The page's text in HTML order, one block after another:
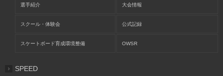
選手紹介 大会情報
スクール・体験会 公式記録
スケートボード育成環境整備 OWSR
SPEED